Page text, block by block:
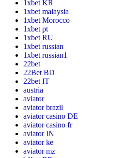
1xbet KR
1xbet malaysia
1xbet Morocco
1xbet pt
1xbet RU
1xbet russian
1xbet russian1
22bet
22Bet BD
22bet IT
austria
aviator
aviator brazil
aviator casino DE
aviator casino fr
aviator IN
aviator ke
aviator mz